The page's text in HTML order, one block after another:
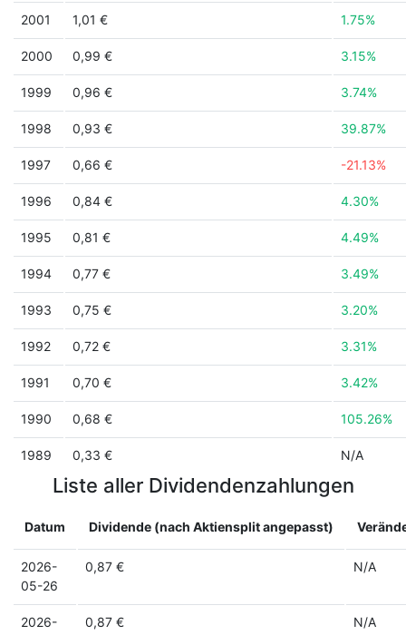
2001 1,01 € 1.75%
2000 0,99 € 3.15%
1999 0,96 € 3.74%
1998 0,93 € 39.87%
1997 0,66 € -21.13%
1996 0,84 € 4.30%
1995 0,81 € 4.49%
1994 0,77 € 3.49%
1993 0,75 € 3.20%
1992 0,72 € 3.31%
1991 0,70 € 3.42%
1990 0,68 € 105.26%
1989 0,33 € N/A
Liste aller Dividendenzahlungen
Datum Dividende (nach Aktiensplit angepasst)
2026-
05-26
0,87 € N/A
2026-
0,87 € N/A